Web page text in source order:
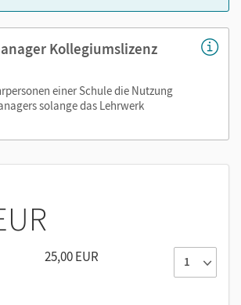
Sie einen Code zur Freischaltung des
das E-Book auch auf der Plattform
neuen Features) aktivieren:
Kollegiumslizenz
einer Schule die Nutzung
solange das Lehrwerk
25,00 EUR